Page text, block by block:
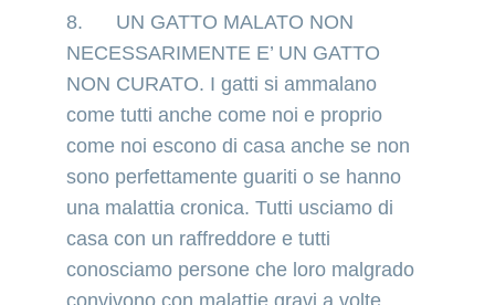
8.      UN GATTO MALATO NON
NECESSARIMENTE E’ UN GATTO
NON CURATO. I gatti si ammalano
come tutti anche come noi e proprio
come noi escono di casa anche se non
sono perfettamente guariti o se hanno
una malattia cronica. Tutti usciamo di
casa con un raffreddore e tutti
conosciamo persone che loro malgrado
convivono con malattie gravi a volte